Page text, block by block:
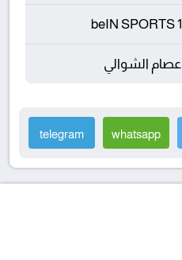
beIN SPORTS 1
عصام الشوالي
whatsapp
telegram